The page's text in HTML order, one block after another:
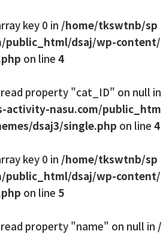
key 0 in /home/tkswtnb/sp
public_html/dsaj/wp-content/
on line 4
property "cat_ID" on null in
activity-nasu.com/public_htm
dsaj3/single.php on line 4
key 0 in /home/tkswtnb/sp
public_html/dsaj/wp-content/
on line 5
property "name" on null in /